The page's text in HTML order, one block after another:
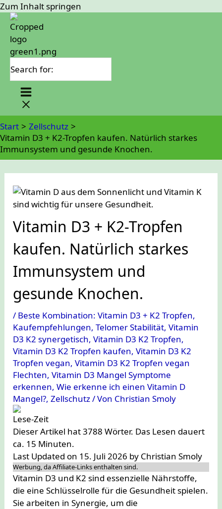
Zum Inhalt springen
Search for:
Start
Zellschutz
Vitamin D3 + K2-Tropfen kaufen. Natürlich starkes
Immunsystem und gesunde Knochen.
Vitamin D3 + K2-Tropfen
kaufen. Natürlich starkes
Immunsystem und
gesunde Knochen.
/ Beste Kombination: Vitamin D3 + K2 Tropfen,
Kaufempfehlungen,Telomer Stabilität,Vitamin
D3 K2 synergetisch,Vitamin D3 K2 Tropfen,
Vitamin D3 K2 Tropfen kaufen,Vitamin D3 K2
Tropfen vegan,Vitamin D3 K2 Tropfen vegan
Flechten,Vitamin D3 Mangel Symptome
erkennen,Wie erkenne ich einen Vitamin D
Mangel?,Zellschutz/ Von Christian Smoly
Lese-Zeit
Dieser Artikel hat3788 Wörter. Das Lesen dauert
ca. 15 Minuten.
Last Updated on 15. Juli 2026 by Christian Smoly
Werbung, da Affiliate-Links enthalten sind.
Vitamin D3 und K2 sind essenzielle Nährstoffe,
die eine Schlüsselrolle für die Gesundheit spielen.
Sie arbeiten in Synergie, um die